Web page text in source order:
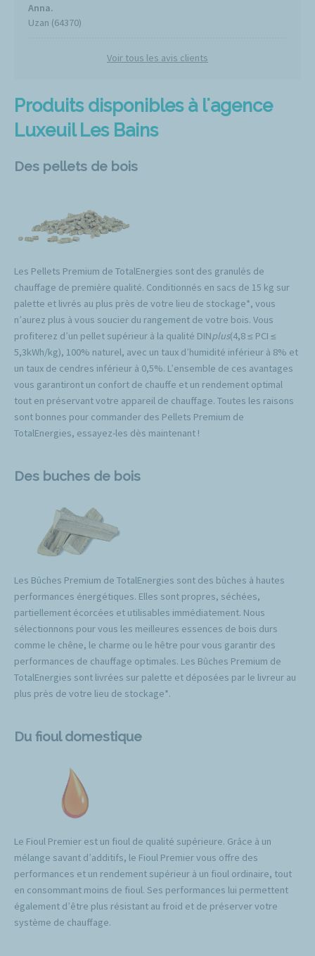
Produits disponibles à l'agence
Luxeuil Les Bains
Des pellets de bois
Les Pellets Premium de TotalEnergies sont des granulés de
chauffage de première qualité. Conditionnés en sacs de 15 kg sur
palette et livrés au plus près de votre lieu de stockage*, vous
n’aurez plus à vous soucier du rangement de votre bois. Vous
profiterez d’un pellet supérieur à la qualité DINplus(4,8 ≤ PCI ≤
5,3kWh/kg), 100% naturel, avec un taux d’humidité inférieur à 8% et
un taux de cendres inférieur à 0,5%. L’ensemble de ces avantages
vous garantiront un confort de chauffe et un rendement optimal
tout en préservant votre appareil de chauffage. Toutes les raisons
sont bonnes pour commander des Pellets Premium de
TotalEnergies, essayez-les dès maintenant !
Des buches de bois
Les Bûches Premium de TotalEnergies sont des bûches à hautes
performances énergétiques. Elles sont propres, séchées,
partiellement écorcées et utilisables immédiatement. Nous
sélectionnons pour vous les meilleures essences de bois durs
comme le chêne, le charme ou le hêtre pour vous garantir des
performances de chauffage optimales. Les Bûches Premium de
TotalEnergies sont livrées sur palette et déposées par le livreur au
plus près de votre lieu de stockage*.
Du fioul domestique
Le Fioul Premier est un fioul de qualité supérieure. Grâce à un
mélange savant d’additifs, le Fioul Premier vous offre des
performances et un rendement supérieur à un fioul ordinaire, tout
en consommant moins de fioul. Ses performances lui permettent
également d’être plus résistant au froid et de préserver votre
système de chauffage.
Anna.
Uzan (64370)
Voir tous les avis clients